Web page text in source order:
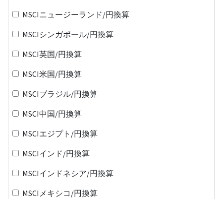
MSCIニュージーランド/円換算
MSCIシンガポール/円換算
MSCI英国/円換算
MSCI米国/円換算
MSCIブラジル/円換算
MSCI中国/円換算
MSCIエジプト/円換算
MSCIインド/円換算
MSCIインドネシア/円換算
MSCIメキシコ/円換算